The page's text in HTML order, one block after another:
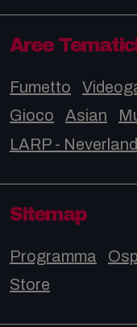
Aree
Fumetto
Gioco
Asian
LARP - Neverland
Sitemap
Programma
Store